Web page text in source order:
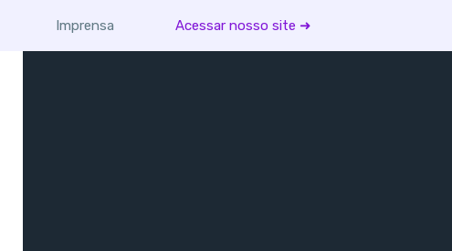
Imprensa Acessar nosso site ➜